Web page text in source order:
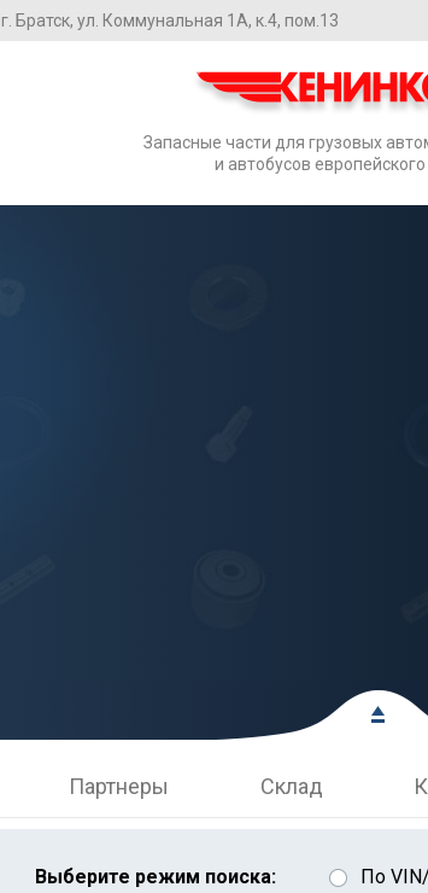
г. Братск, ул. Коммунальная 1А, к.4, пом.13
Запасные части для грузовых
и автобусов
Партнеры Склад
Выберите режим поиска: По